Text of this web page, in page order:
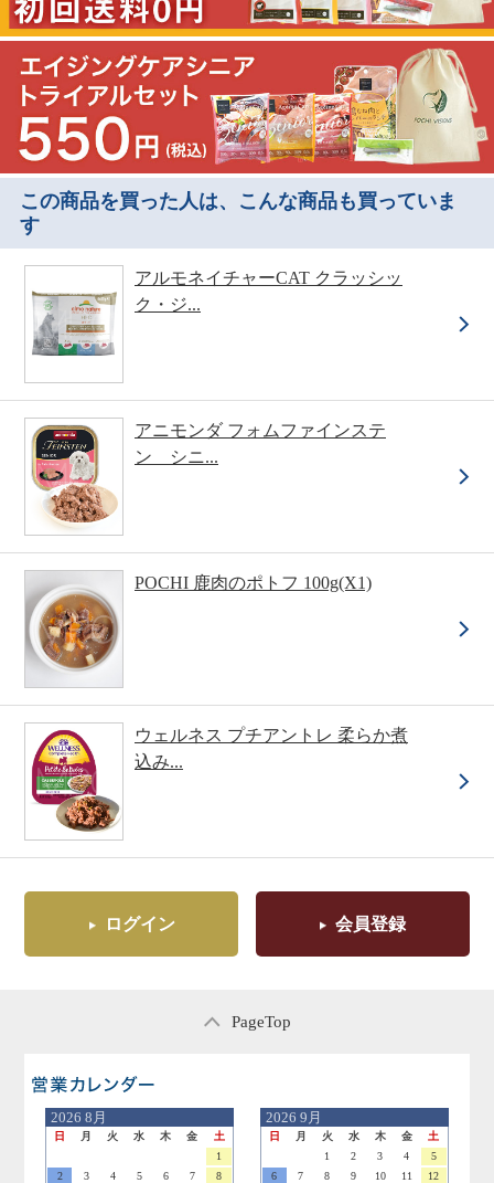
この商品を買った人は、こんな商品も買っていま
す
アルモネイチャーCAT クラッシッ
ク・ジ...
アニモンダ フォムファインステ
ン シニ...
POCHI 鹿肉のポトフ 100g(X1)
ウェルネス プチアントレ 柔らか煮
込み...
ログイン 会員登録
PageTop
2026 8月
日 月 火 水 木 金
土
1
2
3 4 5 6 7
8
2026 9月
日 月 火 水 木 金
土
1
2 3 4
5
6
7 8 9 10 11
12